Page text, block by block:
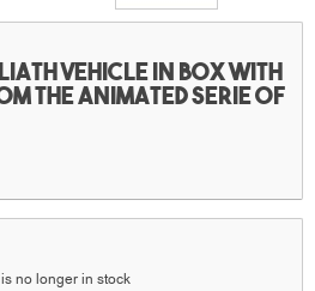
vehicle in box with
the animated serie of
no longer in stock